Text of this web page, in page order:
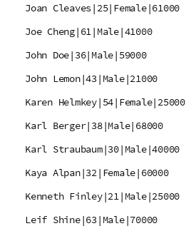
Joan Cleaves|25|Female|61000
Joe Cheng|61|Male|41000
John Doe|36|Male|59000
John Lemon|43|Male|21000
Karen Helmkey|54|Female|25000
Karl Berger|38|Male|68000
Karl Straubaum|30|Male|40000
Kaya Alpan|32|Female|60000
Kenneth Finley|21|Male|25000
Leif Shine|63|Male|70000